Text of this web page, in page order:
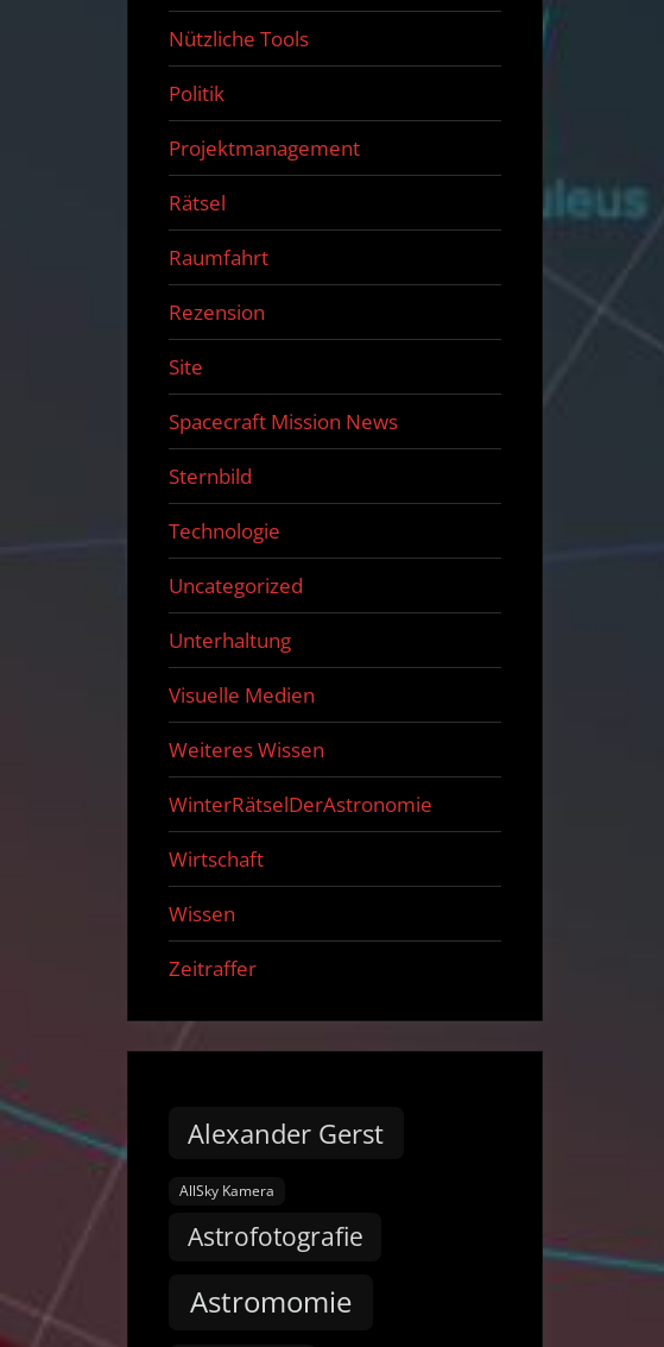
Nützliche Tools
Politik
Projektmanagement
Rätsel
Raumfahrt
Rezension
Site
Spacecraft Mission News
Sternbild
Technologie
Uncategorized
Unterhaltung
Visuelle Medien
Weiteres Wissen
WinterRätselDerAstronomie
Wirtschaft
Wissen
Zeitraffer
Alexander Gerst
AllSky Kamera
Astrofotografie
Astromomie